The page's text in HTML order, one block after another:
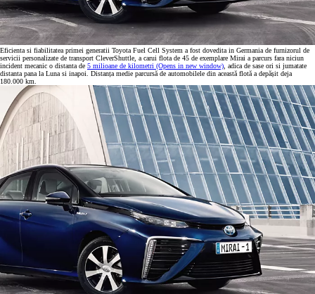
Eficienta si fiabilitatea primei generatii Toyota Fuel Cell System a fost dovedita in Germania de furnizorul de
servicii personalizate de transport CleverShuttle, a carui flota de 45 de exemplare Mirai a parcurs fara niciun
incident mecanic o distanta de 5 milioane de kilometri (Opens in new window) , adica de sase ori si jumatate
distanta pana la Luna si inapoi. Distanța medie parcursă de automobilele din această flotă a depășit deja
180.000 km.